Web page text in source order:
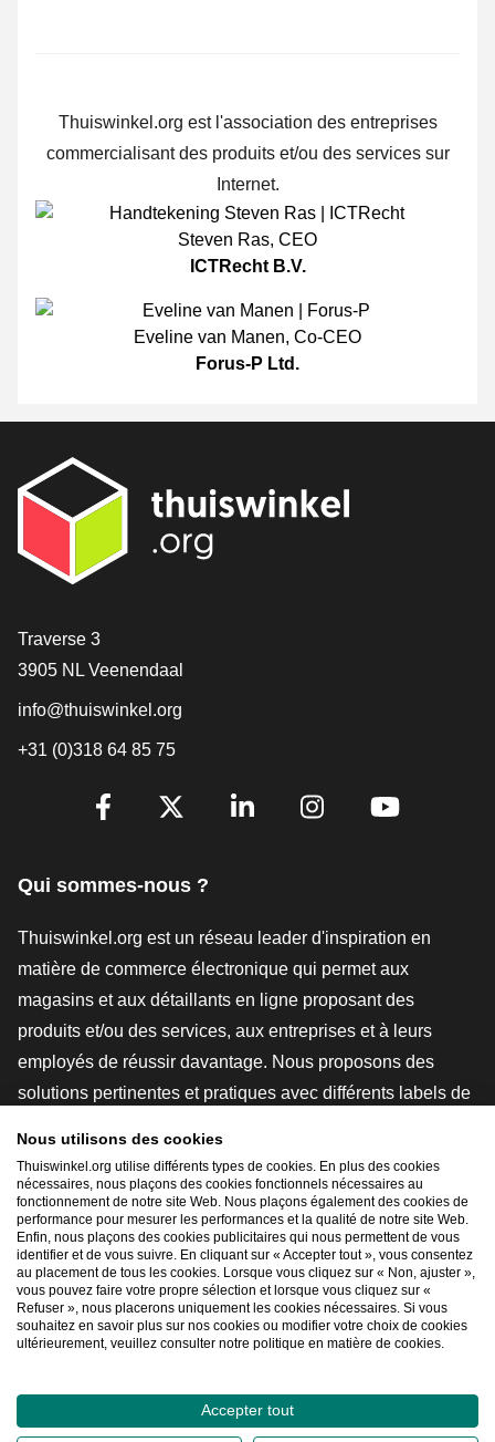
Thuiswinkel.org est l'association des entreprises
commercialisant des produits et/ou des services sur
Internet.
Steven Ras, CEO
ICTRecht B.V.
Eveline van Manen, Co-CEO
Forus-P Ltd.
[_General:Contact]
Traverse 3
3905 NL Veenendaal
info@thuiswinkel.org
+31 (0)318 64 85 75
[_General:SocialMediaTitle]
Qui sommes-nous ?
Thuiswinkel.org est un réseau leader d'inspiration en
matière de commerce électronique qui permet aux
magasins et aux détaillants en ligne proposant des
produits et/ou des services, aux entreprises et à leurs
employés de réussir davantage. Nous proposons des
solutions pertinentes et pratiques avec différents labels de
études de marché, et nous disposons de notre propre
plateforme d'enseignement, la Thuiswinkel e-Academy.
Naviguer rapidement
©Thuiswinkel.org
Nous utilisons des cookies
Thuiswinkel.org utilise différents types de cookies. En plus des cookies
nécessaires, nous plaçons des cookies fonctionnels nécessaires au
fonctionnement de notre site Web. Nous plaçons également des cookies de
performance pour mesurer les performances et la qualité de notre site Web.
Enfin, nous plaçons des cookies publicitaires qui nous permettent de vous
identifier et de vous suivre. En cliquant sur « Accepter tout », vous consentez
au placement de tous les cookies. Lorsque vous cliquez sur « Non, ajuster »,
vous pouvez faire votre propre sélection et lorsque vous cliquez sur «
Refuser », nous placerons uniquement les cookies nécessaires. Si vous
souhaitez en savoir plus sur nos cookies ou modifier votre choix de cookies
ultérieurement, veuillez consulter notre politique en matière de cookies.
Accepter tout